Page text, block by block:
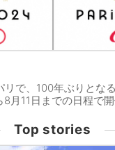
リで、100年ぶりとな
月11日までの日程で開
Top stories